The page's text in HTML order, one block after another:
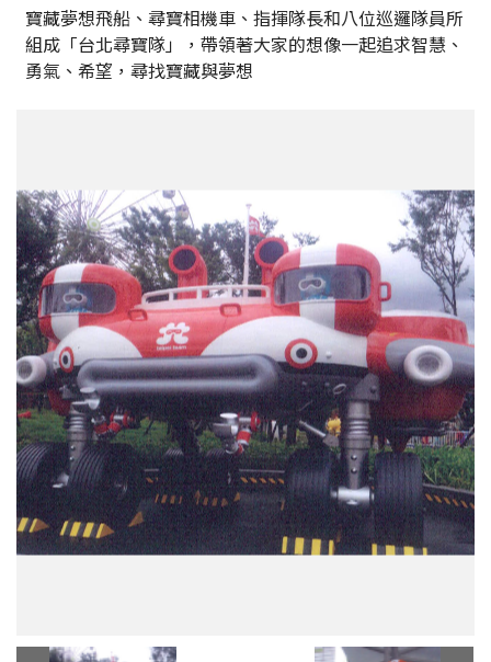
寶藏夢想飛船、尋寶相機車、指揮隊長和八位巡邏隊員所
組成「台北尋寶隊」，帶領著大家的想像一起追求智慧、
勇氣、希望，尋找寶藏與夢想